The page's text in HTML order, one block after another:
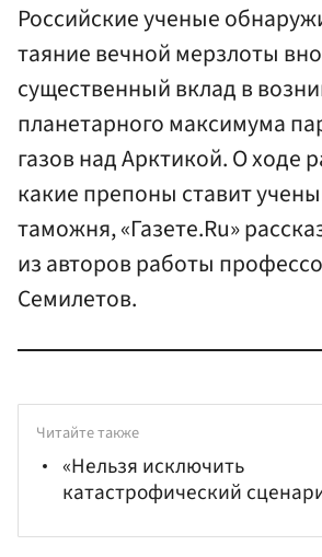
Российские ученые
таяние вечной мерзлоты
существенный вклад в
планетарного максимума
газов над Арктикой. О ходе
какие препоны ставит
таможня, «Газете.Ru»
из авторов работы
Семилетов.
Читайте также
«Нельзя исключить
катастрофический